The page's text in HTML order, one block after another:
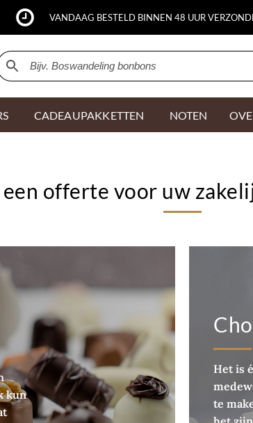
VANDAAG BESTELD BINNEN 48 UUR
CADEAUPAKKETTEN NOTEN
offerte voor uw
kun
Het is
te